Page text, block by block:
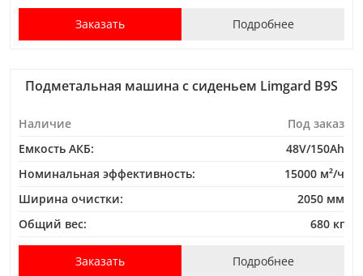
Заказать Подробнее
Подметальная машина с сиденьем Limgard B9S
Наличие
Под заказ
Емкость АКБ:
48V/150Ah
Номинальная эффективность:
15000 м²/ч
Ширина очистки:
2050 мм
Общий вес:
680 кг
Заказать Подробнее